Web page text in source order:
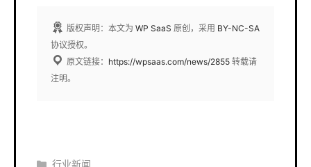
版权声明：本文为 WP SaaS 原创，采用 BY-NC-SA
协议授权。
原文链接： https://wpsaas.com/news/2855 转载请
注明。
分
行业新闻